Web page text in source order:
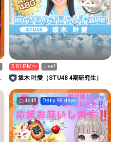
5:01 PM〜 Live!
坂木 叶愛（STU48 4期研究生）
4648 Daily 98 days